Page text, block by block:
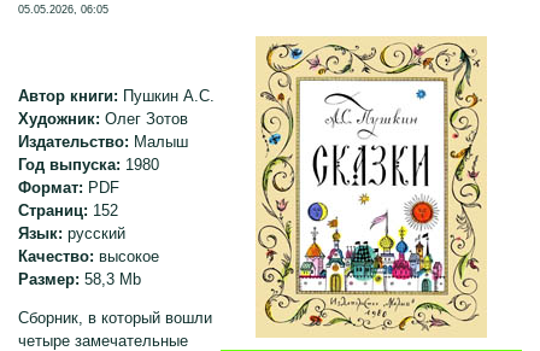
05.05.2026, 06:05
Автор книги: Пушкин А.С.
Художник: Олег Зотов
Издательство: Малыш
Год выпуска: 1980
Формат: PDF
Страниц: 152
Язык: русский
Качество: высокое
Размер: 58,3 Mb
Сборник, в который вошли
четыре замечательные